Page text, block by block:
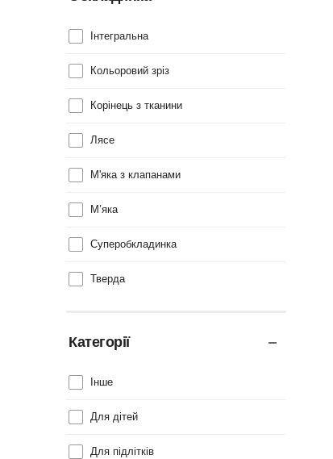
Інтегральна
Кольоровий зріз
Корінець з тканини
Лясе
М'яка з клапанами
М’яка
Суперобкладинка
Тверда
Категорії
Інше
Для дітей
Для підлітків